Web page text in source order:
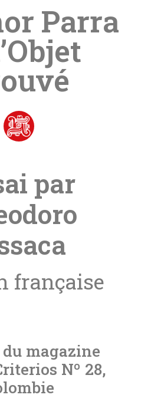
Parra
par
française
magazine
Nº 28,